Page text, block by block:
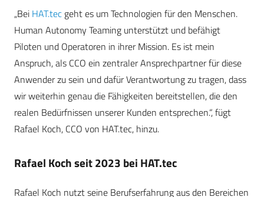
„Bei HAT.tec geht es um Technologien für den Menschen.
Human Autonomy Teaming unterstützt und befähigt
Piloten und Operatoren in ihrer Mission. Es ist mein
Anspruch, als CCO ein zentraler Ansprechpartner für diese
Anwender zu sein und dafür Verantwortung zu tragen, dass
wir weiterhin genau die Fähigkeiten bereitstellen, die den
realen Bedürfnissen unserer Kunden entsprechen.“, fügt
Rafael Koch, CCO von HAT.tec, hinzu.
Rafael Koch seit 2023 bei HAT.tec
Rafael Koch nutzt seine Berufserfahrung aus den Bereichen